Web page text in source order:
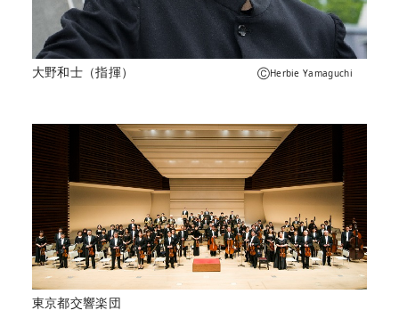
大野和士（指揮） ⒸHerbie Yamaguchi
東京都交響楽団